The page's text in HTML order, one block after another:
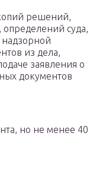
решений,
суда,
надзорной
из дела,
заявления о
документов
но не менее 40